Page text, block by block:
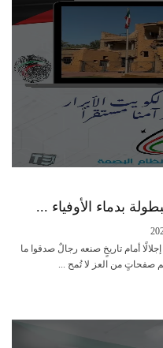
بدماء الأوفياء ...
أمام تاريخٍ صنعه رجالٌ صدقوا ما
صفحاتٍ من العز لا تُمح ...